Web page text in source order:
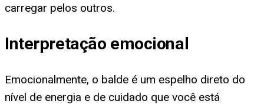
carregar pelos outros.
Interpretação emocional
Emocionalmente, o balde é um espelho direto do
nível de energia e de cuidado que você está